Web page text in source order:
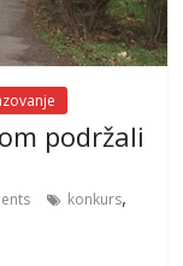
podržali
konkurs,